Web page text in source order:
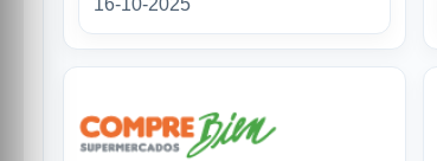
16-10-2025